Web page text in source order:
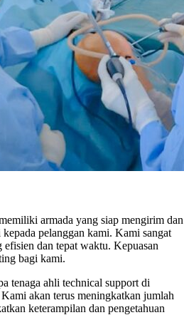
armada yang siap mengirim dan
pelanggan kami. Kami sangat
dan tepat waktu. Kepuasan
bagi kami.
tenaga ahli technical support di
akan terus meningkatkan jumlah
keterampilan dan pengetahuan